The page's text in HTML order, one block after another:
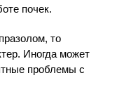
почек.
то
Иногда может
проблемы с